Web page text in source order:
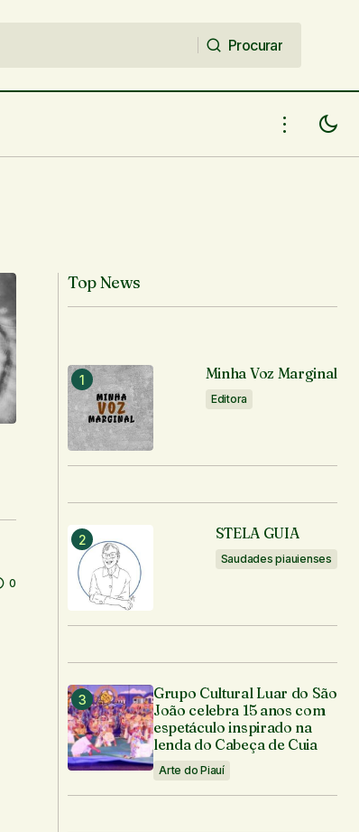
Procurar
0
Top News
Minha Voz Marginal
Editora
STELA GUIA
Saudades piauienses
Grupo Cultural Luar do São
João celebra 15 anos com
espetáculo inspirado na
lenda do Cabeça de Cuia
Arte do Piauí